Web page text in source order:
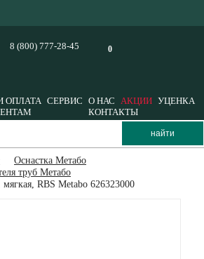
0
8 (800) 777-28-45
ОПЛАТА СЕРВИС О НАС АКЦИИ УЦЕНКА
КОНТАКТЫ
Оснастка Метабо
труб Метабо
RBS Metabo 626323000